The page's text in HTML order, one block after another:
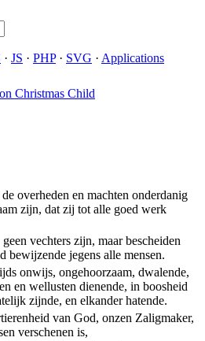
· JS · PHP· SVG · Applications
overheden en machten onderdanig
zijn, dat zij tot alle goed werk
vechters zijn, maar bescheiden
bewijzende jegens alle mensen.
onwijs, ongehoorzaam, dwalende,
en wellusten dienende, in boosheid
zijnde, en elkander hatende.
van God, onzen Zaligmaker,
verschenen is,